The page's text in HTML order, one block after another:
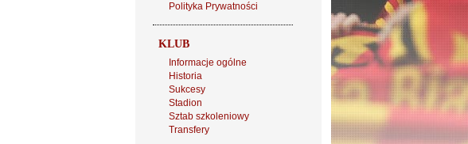
Polityka Prywatności
KLUB
Informacje ogólne
Historia
Sukcesy
Stadion
Sztab szkoleniowy
Transfery